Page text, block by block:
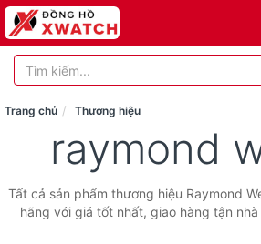
Trang chủ Thương hiệu
raymond
Tất cả sản phẩm thương hiệu Raymond
hãng với giá tốt nhất, giao hàng tận